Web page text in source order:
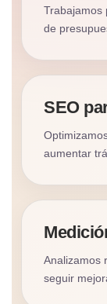
Trabajamos
de
SEO
aumentar
Analizamos
seguir